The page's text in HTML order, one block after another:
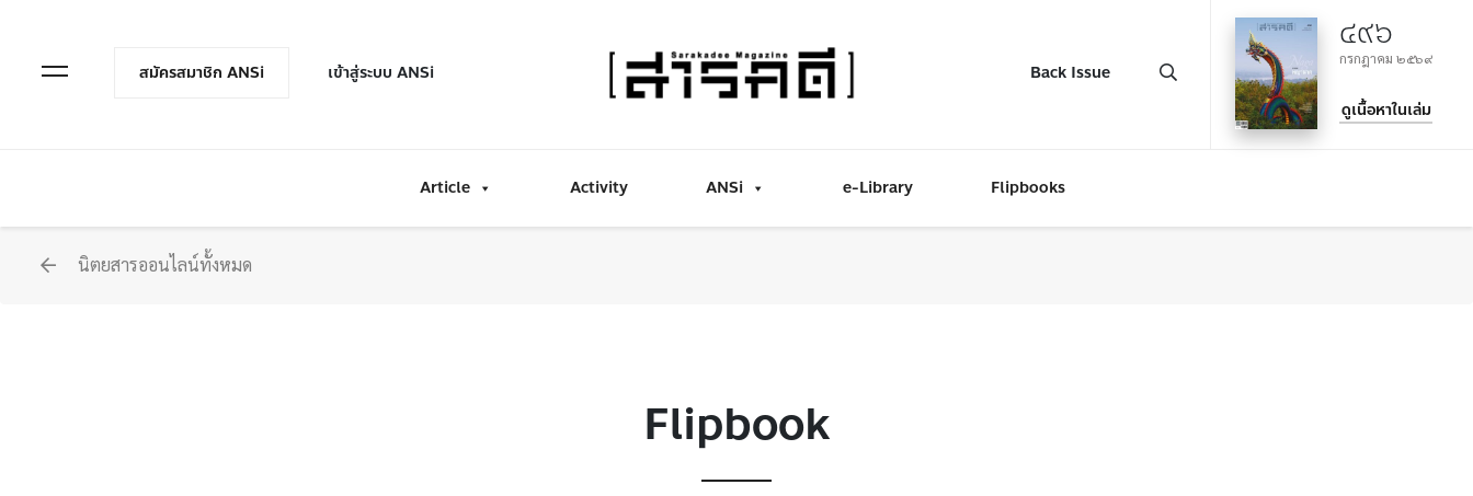
Open Menuสมัครสมาชิก ANSi เข้าสู่ระบบ ANSi Back Issue
๔๙๖
กรกฎาคม ๒๕๖๙
ดูเนื้อหาในเล่ม
Article Activity ANSi e-Library Flipbooks
นิตยสารออนไลน์ทั้งหมด
Flipbook